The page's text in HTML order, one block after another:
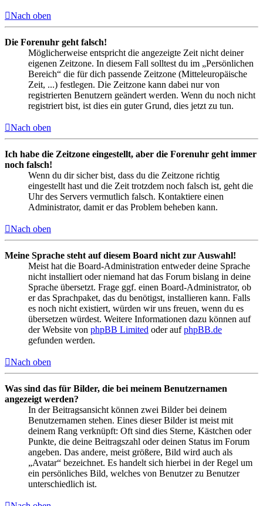
Nach oben
Die Forenuhr geht falsch!
Möglicherweise entspricht die angezeigte Zeit nicht deiner
eigenen Zeitzone. In diesem Fall solltest du im „Persönlichen
Bereich“ die für dich passende Zeitzone (Mitteleuropäische
Zeit, ...) festlegen. Die Zeitzone kann dabei nur von
registrierten Benutzern geändert werden. Wenn du noch nicht
registriert bist, ist dies ein guter Grund, dies jetzt zu tun.
Nach oben
Ich habe die Zeitzone eingestellt, aber die Forenuhr geht immer
noch falsch!
Wenn du dir sicher bist, dass du die Zeitzone richtig
eingestellt hast und die Zeit trotzdem noch falsch ist, geht die
Uhr des Servers vermutlich falsch. Kontaktiere einen
Administrator, damit er das Problem beheben kann.
Nach oben
Meine Sprache steht auf diesem Board nicht zur Auswahl!
Meist hat die Board-Administration entweder deine Sprache
nicht installiert oder niemand hat das Forum bislang in deine
Sprache übersetzt. Frage ggf. einen Board-Administrator, ob
er das Sprachpaket, das du benötigst, installieren kann. Falls
es noch nicht existiert, würden wir uns freuen, wenn du es
übersetzen würdest. Weitere Informationen dazu können auf
der Website von phpBB Limited oder aufphpBB.de
gefunden werden.
Nach oben
Was sind das für Bilder, die bei meinem Benutzernamen
angezeigt werden?
In der Beitragsansicht können zwei Bilder bei deinem
Benutzernamen stehen. Eines dieser Bilder ist meist mit
deinem Rang verknüpft: Oft sind dies Sterne, Kästchen oder
Punkte, die deine Beitragszahl oder deinen Status im Forum
angeben. Das andere, meist größere, Bild wird auch als
„Avatar“ bezeichnet. Es handelt sich hierbei in der Regel um
ein persönliches Bild, welches von Benutzer zu Benutzer
unterschiedlich ist.